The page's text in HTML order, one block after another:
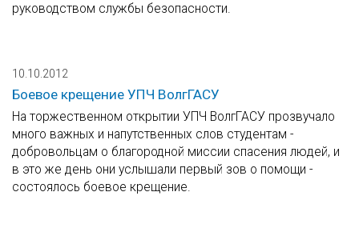
руководством службы безопасности.
10.10.2012
Боевое крещение УПЧ ВолгГАСУ
На торжественном открытии УПЧ ВолгГАСУ прозвучало
много важных и напутственных слов студентам -
добровольцам о благородной миссии спасения людей, и
в это же день они услышали первый зов о помощи -
состоялось боевое крещение.